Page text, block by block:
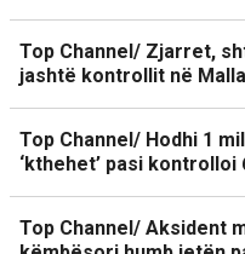
Top Channel/ Zjarret,
jashtë kontrollit në
Top Channel/ Hodhi 1
‘kthehet’ pasi
Top Channel/ Aksident